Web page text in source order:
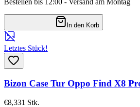
Bestellen bis 12:00 - Versand am Montag
In den Korb
Letztes Stück!
Bizon Case Tur Oppo Find X8
€8,331 Stk.